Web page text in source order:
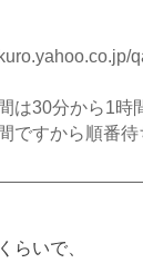
は30分から1時
ですから順番
らいで、